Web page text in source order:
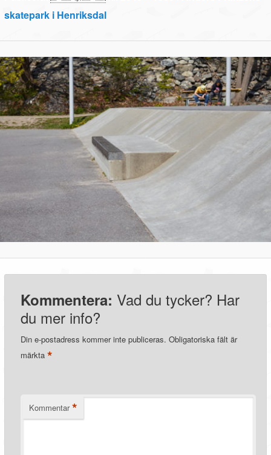
skatepark i Henriksdal
Kommentera: Vad du tycker? Har
du mer info?
Din e-postadress kommer inte publiceras. Obligatoriska fält är
märkta*
Kommentar *